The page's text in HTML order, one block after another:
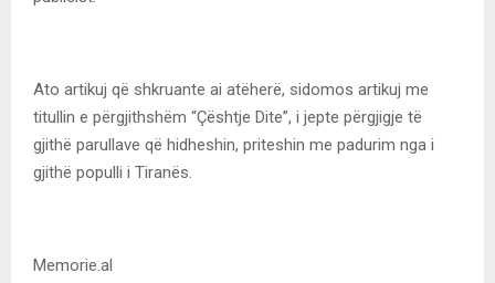
Ato artikuj që shkruante ai atëherë, sidomos artikuj me
titullin e përgjithshëm “Çështje Dite”, i jepte përgjigje të
gjithë parullave që hidheshin, priteshin me padurim nga i
gjithë populli i Tiranës.
Memorie.al